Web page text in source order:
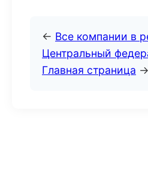
← Все компании в
Центральный
Главная страница →